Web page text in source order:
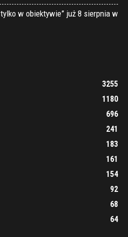
w obiektywie” już 8 sierpnia w
3255
1180
696
241
183
161
154
92
68
64